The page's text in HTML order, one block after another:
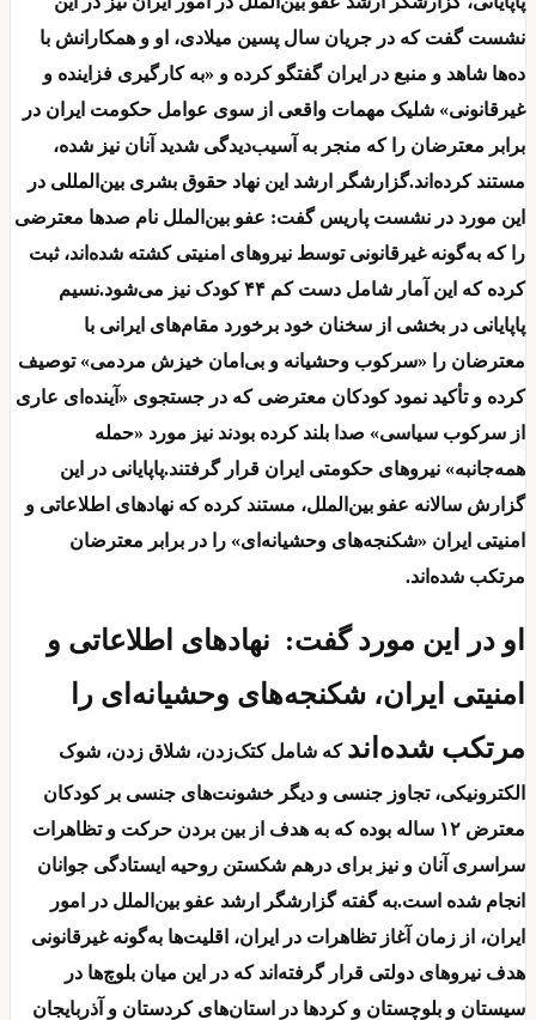
نشست گفت که در جریان سال پسین میلادی، او و همکارانش با
ده‌ها شاهد و منبع در ایران گفتگو کرده و «به کارگیری فزاینده و
غیرقانونی» شلیک مهمات واقعی از سوی عوامل حکومت ایران در
برابر معترضان را که منجر به آسیب‌دیدگی شدید آنان نیز شده،
مستند کرده‌اند.گزارشگر ارشد این نهاد حقوق بشری بین‌المللی در
این مورد در نشست پاریس گفت: عفو بین‌الملل نام صدها معترضی
را که به‌گونه غیرقانونی توسط نیروهای امنیتی کشته شده‌اند، ثبت
کرده که این آمار شامل دست کم ۴۴ کودک نیز می‌شود.نسیم
پاپایانی در بخشی از سخنان خود برخورد مقام‌های ایرانی با
معترضان را «سرکوب وحشیانه و بی‌امان خیزش مردمی» توصیف
کرده و تأکید نمود کودکان معترضی که در جستجوی «آینده‌ای عاری
از سرکوب سیاسی» صدا بلند کرده بودند نیز مورد «حمله
همه‌جانبه» نیروهای حکومتی ایران قرار گرفتند.پاپایانی در این
گزارش سالانه عفو بین‌الملل، مستند کرده که نهادهای اطلاعاتی و
امنیتی ایران «شکنجه‌های وحشیانه‌ای» را در برابر معترضان
مرتکب شده‌اند.
او در این مورد گفت: نهادهای اطلاعاتی و
امنیتی ایران، شکنجه‌های وحشیانه‌ای را
مرتکب شده‌اند که شامل کتک‌زدن، شلاق زدن، شوک
الکترونیکی، تجاوز جنسی و دیگر خشونت‌های جنسی بر کودکان
معترض ۱۲ ساله بوده که به هدف از بین بردن حرکت و تظاهرات
سراسری آنان و نیز برای درهم شکستن روحیه ایستادگی جوانان
انجام شده است.به گفته گزارشگر ارشد عفو بین‌الملل در امور
ایران، از زمان آغاز تظاهرات در ایران، اقلیت‌ها به‌گونه غیرقانونی
هدف نیروهای دولتی قرار گرفته‌اند که در این میان بلوچ‌ها در
سیستان و بلوچستان و کردها در استان‌های کردستان و آذربایجان